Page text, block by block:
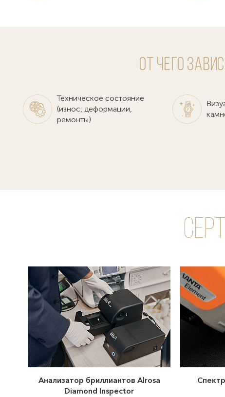
От чего
Техническое состояние
(износ, деформации,
ремонты)
Анализатор бриллиантов Alrosa
Diamond Inspector